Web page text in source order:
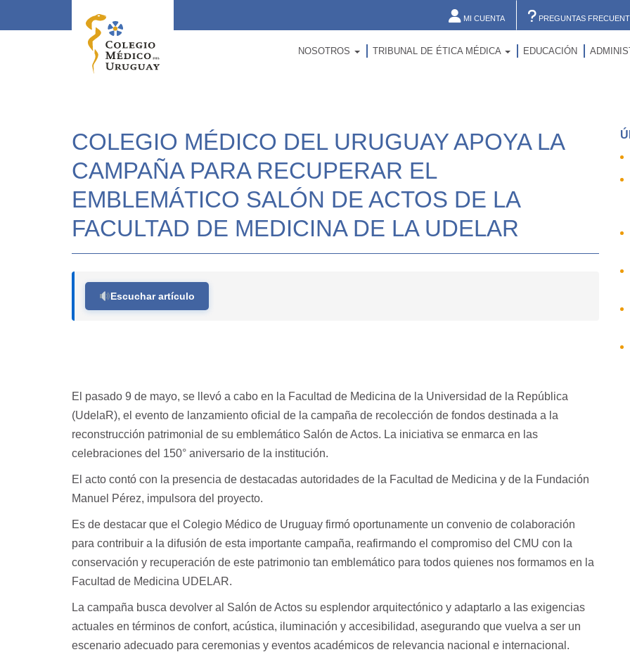
MI CUENTA PREGUNTAS
NOSOTROS TRIBUNAL DE ÉTICA MÉDICA EDUCACIÓN
COLEGIO MÉDICO DEL URUGUAY APOYA LA
CAMPAÑA PARA RECUPERAR EL
EMBLEMÁTICO SALÓN DE ACTOS DE LA
FACULTAD DE MEDICINA DE LA UDELAR
Escuchar artículo
El pasado 9 de mayo, se llevó a cabo en la Facultad de Medicina de la Universidad de la República
(UdelaR), el evento de lanzamiento oficial de la campaña de recolección de fondos destinada a la
reconstrucción patrimonial de su emblemático Salón de Actos. La iniciativa se enmarca en las
celebraciones del 150° aniversario de la institución.
El acto contó con la presencia de destacadas autoridades de la Facultad de Medicina y de la Fundación
Manuel Pérez, impulsora del proyecto.
Es de destacar que el Colegio Médico de Uruguay firmó oportunamente un convenio de colaboración
para contribuir a la difusión de esta importante campaña, reafirmando el compromiso del CMU con la
conservación y recuperación de este patrimonio tan emblemático para todos quienes nos formamos en la
Facultad de Medicina UDELAR.
La campaña busca devolver al Salón de Actos su esplendor arquitectónico y adaptarlo a las exigencias
actuales en términos de confort, acústica, iluminación y accesibilidad, asegurando que vuelva a ser un
escenario adecuado para ceremonias y eventos académicos de relevancia nacional e internacional.